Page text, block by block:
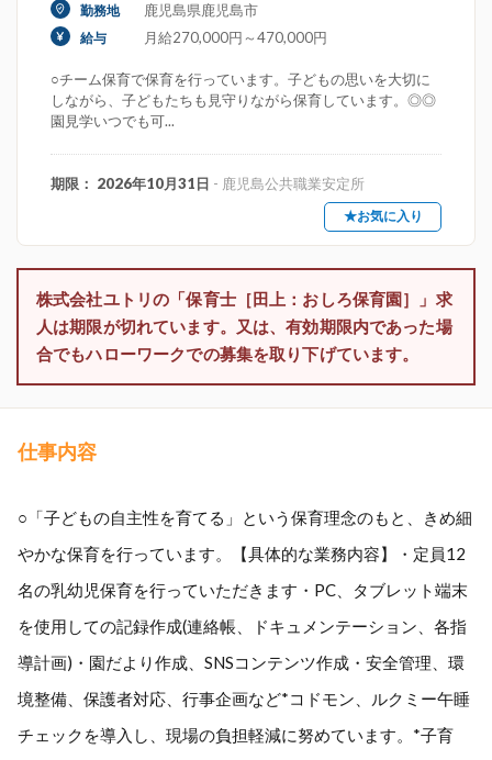
勤務地 鹿児島県鹿児島市
給与 月給270,000円～470,000円
○チーム保育で保育を行っています。子どもの思いを大切に
しながら、子どもたちも見守りながら保育しています。◎◎
園見学いつでも可...
期限： 2026年10月31日 - 鹿児島公共職業安定所
★お気に入り
株式会社ユトリの「保育士［田上：おしろ保育園］」求
人は期限が切れています。又は、有効期限内であった場
合でもハローワークでの募集を取り下げています。
仕事内容
○「子どもの自主性を育てる」という保育理念のもと、きめ細
やかな保育を行っています。【具体的な業務内容】・定員12
名の乳幼児保育を行っていただきます・PC、タブレット端末
を使用しての記録作成(連絡帳、ドキュメンテーション、各指
導計画)・園だより作成、SNSコンテンツ作成・安全管理、環
境整備、保護者対応、行事企画など*コドモン、ルクミー午睡
チェックを導入し、現場の負担軽減に努めています。*子育